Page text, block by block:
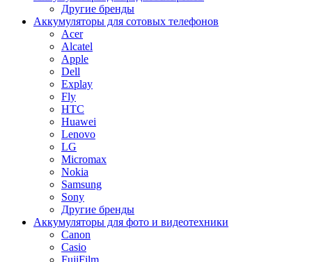
Другие бренды
Аккумуляторы для сотовых телефонов
Acer
Alcatel
Apple
Dell
Explay
Fly
HTC
Huawei
Lenovo
LG
Micromax
Nokia
Samsung
Sony
Другие бренды
Аккумуляторы для фото и видеотехники
Canon
Casio
FujiFilm